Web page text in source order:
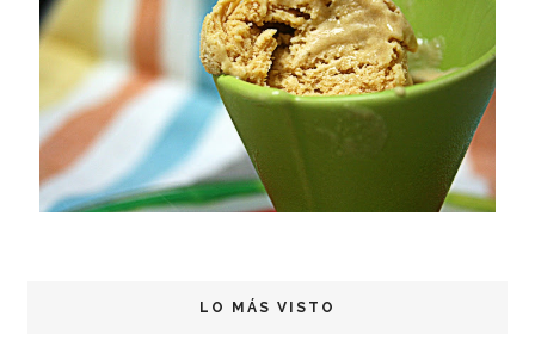
LO MÁS VISTO